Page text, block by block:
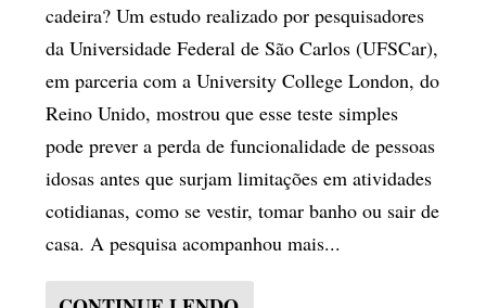
cadeira? Um estudo realizado por pesquisadores
da Universidade Federal de São Carlos (UFSCar),
em parceria com a University College London, do
Reino Unido, mostrou que esse teste simples
pode prever a perda de funcionalidade de pessoas
idosas antes que surjam limitações em atividades
cotidianas, como se vestir, tomar banho ou sair de
casa. A pesquisa acompanhou mais...